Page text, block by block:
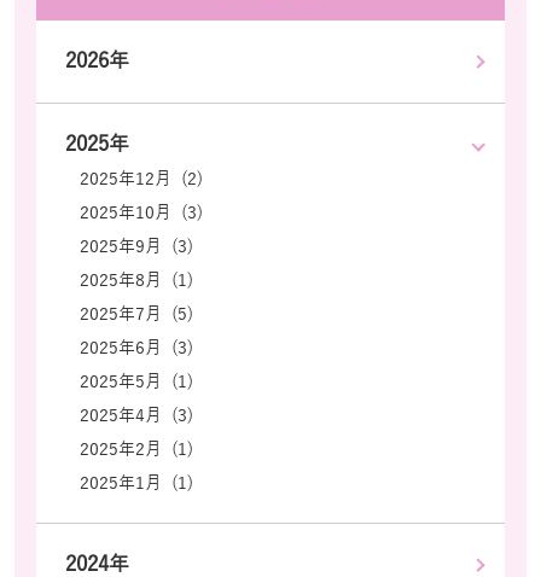
2026年
2025年
2025年12月 (2)
2025年10月 (3)
2025年9月 (3)
2025年8月 (1)
2025年7月 (5)
2025年6月 (3)
2025年5月 (1)
2025年4月 (3)
2025年2月 (1)
2025年1月 (1)
2024年